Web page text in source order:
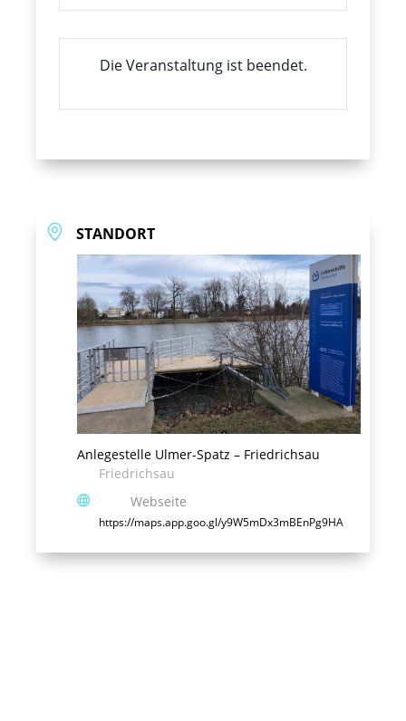
Die Veranstaltung ist beendet.
STANDORT
Anlegestelle Ulmer-Spatz – Friedrichsau
Friedrichsau
Webseite
https://maps.app.goo.gl/y9W5mDx3mBEnPg9HA